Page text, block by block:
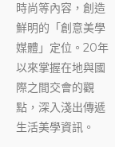
時尚等內容，創造
鮮明的「創意美學
媒體」定位。20年
以來掌握在地與國
際之間交會的觀
點，深入淺出傳遞
生活美學資訊。